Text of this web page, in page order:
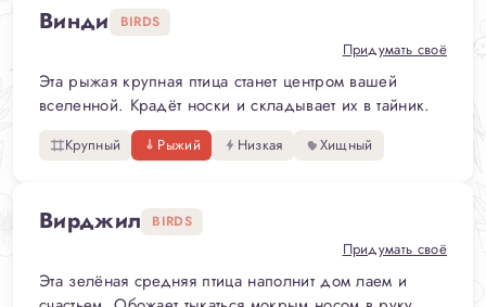
Винди BIRDS
Придумать своё
Эта рыжая крупная птица станет центром вашей
вселенной. Крадёт носки и складывает их в тайник.
Крупный Рыжий Низкая Хищный
Вирджил BIRDS
Придумать своё
Эта зелёная средняя птица наполнит дом лаем и